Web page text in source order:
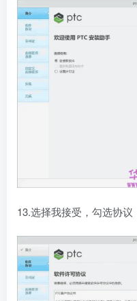
13.选择我接受，勾选协议